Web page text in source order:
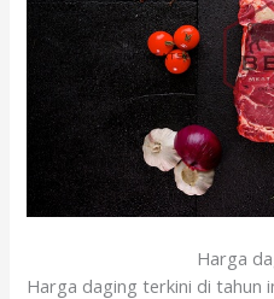
Harga
Harga daging terkini di tahun